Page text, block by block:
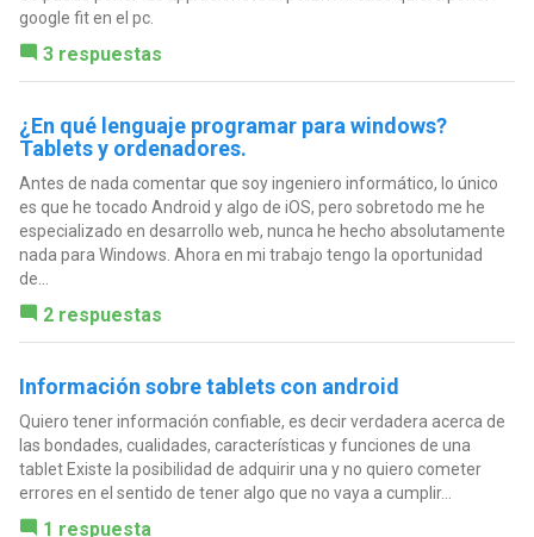
google fit en el pc.
3 respuestas
¿En qué lenguaje programar para windows?
Tablets y ordenadores.
Antes de nada comentar que soy ingeniero informático, lo único
es que he tocado Android y algo de iOS, pero sobretodo me he
especializado en desarrollo web, nunca he hecho absolutamente
nada para Windows. Ahora en mi trabajo tengo la oportunidad
de...
2 respuestas
Información sobre tablets con android
Quiero tener información confiable, es decir verdadera acerca de
las bondades, cualidades, características y funciones de una
tablet Existe la posibilidad de adquirir una y no quiero cometer
errores en el sentido de tener algo que no vaya a cumplir...
1 respuesta